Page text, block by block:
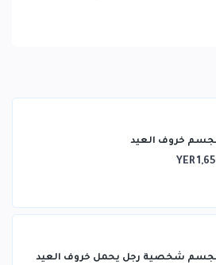
خروف العيد
YER
شخصية رجل يحمل خروف العيد